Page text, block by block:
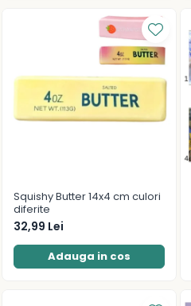
Squishy Butter 14x4 cm culori
diferite
32,99 Lei
Adauga in cos